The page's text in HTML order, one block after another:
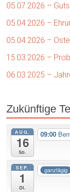
05.07.2026 –
05.04.2026 –
05.04.2026 –
15.03.2026 –
06.03.2025 –
Zukünftige
AUG.
16
So.
09:00
SEP.
1
Di.
ganztägig